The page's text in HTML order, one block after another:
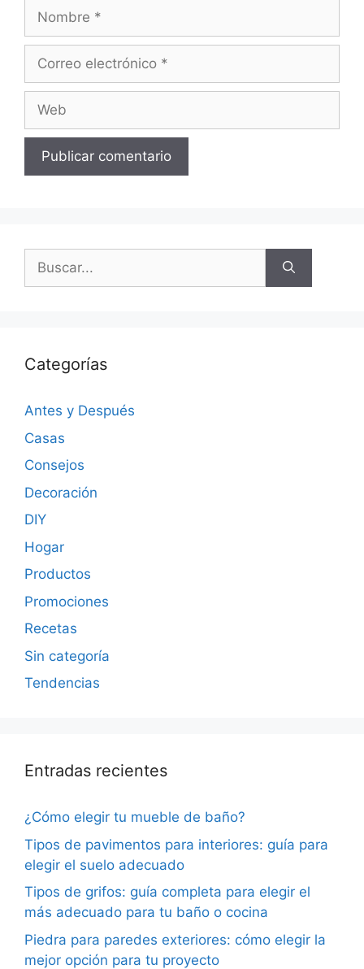
Categorías
Antes y Después
Casas
Consejos
Decoración
DIY
Hogar
Productos
Promociones
Recetas
Sin categoría
Tendencias
Entradas recientes
¿Cómo elegir tu mueble de baño?
Tipos de pavimentos para interiores: guía para
elegir el suelo adecuado
Tipos de grifos: guía completa para elegir el
más adecuado para tu baño o cocina
Piedra para paredes exteriores: cómo elegir la
mejor opción para tu proyecto